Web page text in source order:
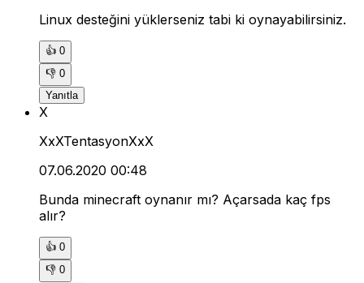
Linux desteğini yüklerseniz tabi ki oynayabilirsiniz.
👍 0
👎 0
Yanıtla
X
XxXTentasyonXxX
07.06.2020 00:48
Bunda minecraft oynanır mı? Açarsada kaç fps
alır?
👍 0
👎 0